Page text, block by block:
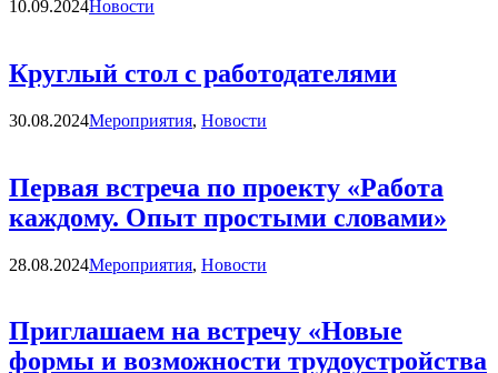
10.09.2024Категории
Новости
Круглый стол с работодателями
30.08.2024Категории
Мероприятия, Новости
Первая встреча по проекту «Работа
каждому. Опыт простыми словами»
28.08.2024Категории
Мероприятия, Новости
Приглашаем на встречу «Новые
формы и возможности трудоустройства